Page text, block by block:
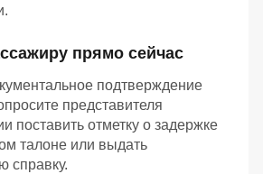
прямо сейчас
подтверждение
представителя
поставить отметку о задержке
талоне или выдать
справку.